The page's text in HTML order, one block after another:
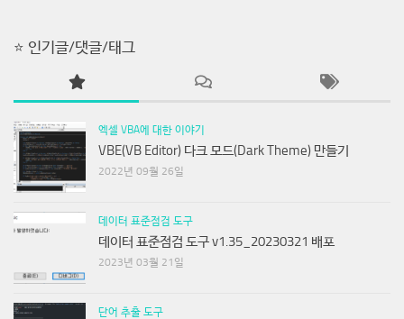
⭐ 인기글/댓글/태그
엑셀 VBA에 대한 이야기
VBE(VB Editor) 다크 모드(Dark Theme) 만들기
2022년 09월 26일
데이터 표준점검 도구
데이터 표준점검 도구 v1.35_20230321 배포
2023년 03월 21일
단어 추출 도구